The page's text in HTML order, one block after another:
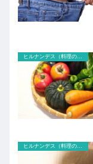
ヒルナンデス（料理のレシピ以外）